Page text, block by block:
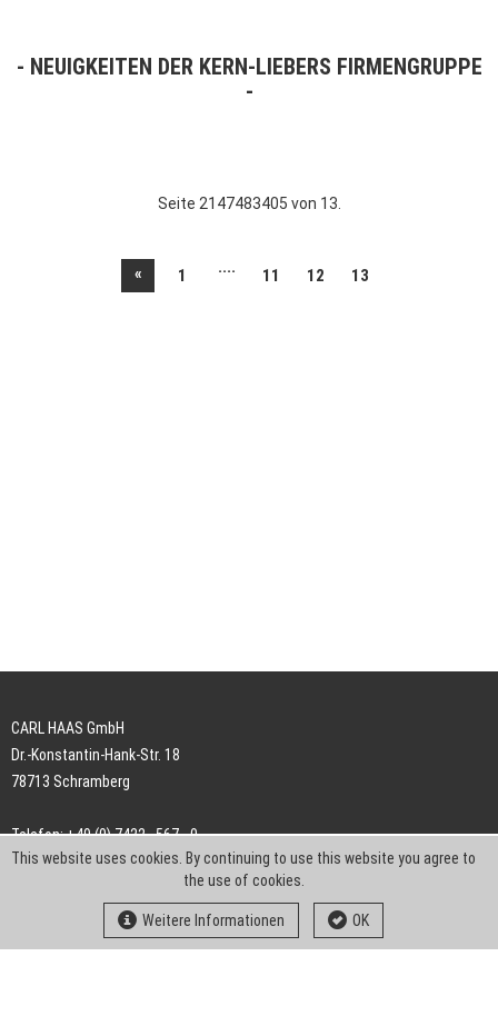
NEUIGKEITEN DER KERN-LIEBERS FIRMENGRUPPE
Seite 2147483405 von 13.
« 1 .... 11 12 13
CARL HAAS GmbH
Dr.-Konstantin-Hank-Str. 18
78713 Schramberg
Telefon: +49 (0) 7422 . 567 - 0
Telefax: +49 (0) 7422 . 567 - 239
info-ch@kern-liebers.com
This website uses cookies. By continuing to use this website you agree to
the use of cookies.
Weitere Informationen OK